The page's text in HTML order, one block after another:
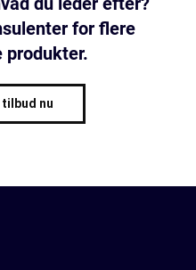
for flere
tilbud nu